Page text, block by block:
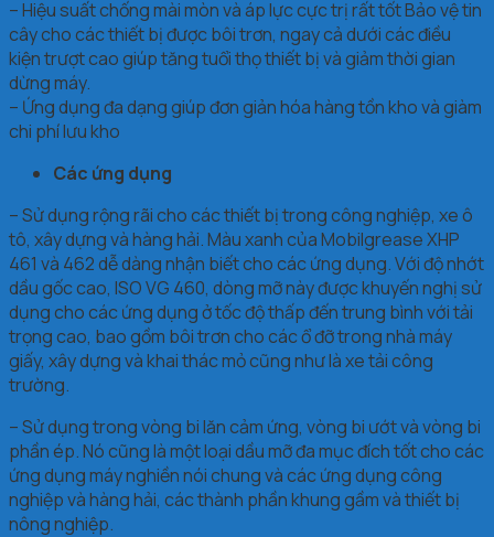
– Hiệu suất chống mài mòn và áp lực cực trị rất tốt Bảo vệ tin
cây cho các thiết bị được bôi trơn, ngay cả dưới các điều
kiện trượt cao giúp tăng tuổi thọ thiết bị và giảm thời gian
dừng máy.
– Ứng dụng đa dạng giúp đơn giản hóa hàng tồn kho và giàm
chi phí lưu kho
Các ứng dụng
– Sử dụng rộng rãi cho các thiết bị trong công nghiệp, xe ô
tô, xây dựng và hàng hải. Màu xanh của Mobilgrease XHP
461 và 462 dễ dàng nhận biết cho các ứng dụng. Với độ nhớt
dầu gốc cao, ISO VG 460, dòng mỡ này được khuyến nghị sử
dụng cho các ứng dụng ở tốc độ thấp đến trung bình với tải
trọng cao, bao gồm bôi trơn cho các ổ đỡ trong nhà máy
giấy, xây dựng và khai thác mỏ cũng như là xe tải công
trường.
– Sử dụng trong vòng bi lăn cảm ứng, vòng bi ướt và vòng bi
phần ép. Nó cũng là một loại dầu mỡ đa mục đích tốt cho các
ứng dụng máy nghiền nói chung và các ứng dụng công
nghiệp và hàng hải, các thành phần khung gầm và thiết bị
nông nghiệp.